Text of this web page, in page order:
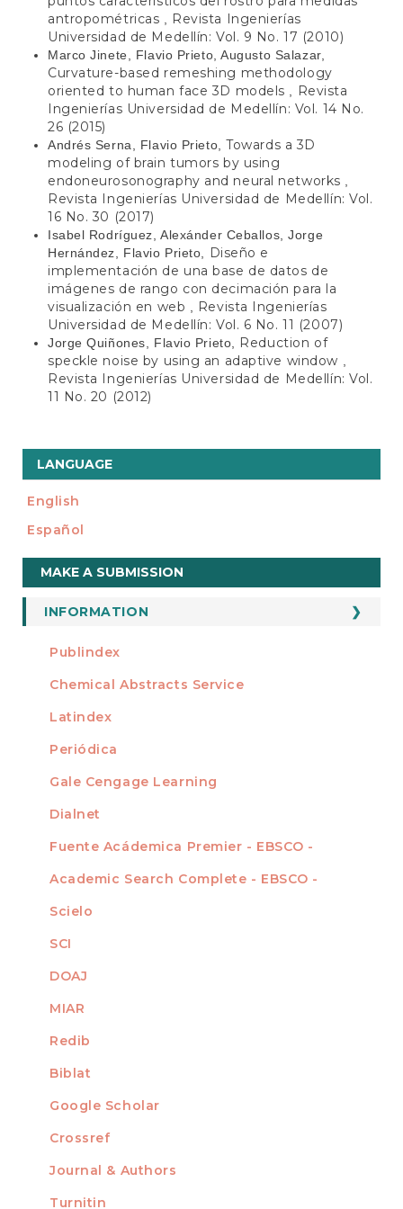
antropométricas
Revista Ingenierías
Universidad de Medellín: Vol. 9 No. 17 (2010)
Marco Jinete, Flavio Prieto, Augusto Salazar,
Curvature-based remeshing methodology
oriented to human face 3D models
Revista
Ingenierías Universidad de Medellín: Vol. 14 No.
26 (2015)
Andrés Serna, Flavio Prieto,Towards a 3D
modeling of brain tumors by using
endoneurosonography and neural networks
Revista Ingenierías Universidad de Medellín: Vol.
16 No. 30 (2017)
Isabel Rodríguez, Alexánder Ceballos, Jorge
Hernández, Flavio Prieto,
Diseño e
implementación de una base de datos de
imágenes de rango con decimación para la
visualización en web
Revista Ingenierías
Universidad de Medellín: Vol. 6 No. 11 (2007)
Jorge Quiñones, Flavio Prieto,
Reduction of
speckle noise by using an adaptive window
Revista Ingenierías Universidad de Medellín: Vol.
11 No. 20 (2012)
LANGUAGE
English
Español
Make
a
Submission
MAKE A SUBMISSION
INFORMATION
For Readers
For Librarians
INDEXADA EN
Publindex
Chemical Abstracts Service
Latindex
Periódica
Gale Cengage Learning
Dialnet
Fuente Acádemica Premier - EBSCO -
Academic Search Complete - EBSCO -
Scielo
SCI
DOAJ
MIAR
Redib
Biblat
Google Scholar
MIEMBRO DE
Crossref
Journal & Authors
Turnitin